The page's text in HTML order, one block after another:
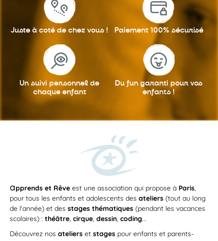
Juste à coté de chez vous ! Paiement 100% sécurisé
Un suivi personnel de
chaque enfant
Du fun garanti pour vos
enfants !
apprends et Rêve est une association qui propose à Paris,
pour tous les enfants et adolescents des ateliers (tout au long
de l'année) et des stages thématiques (pendant les vacances
scolaires) : théâtre, cirque, dessin, coding...
Découvrez nos ateliers et stages pour enfants et parents-